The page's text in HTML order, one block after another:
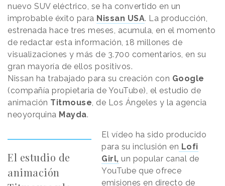
nuevo SUV eléctrico, se ha convertido en un
improbable éxito para Nissan USA. La producción,
estrenada hace tres meses, acumula, en el momento
de redactar esta información, 18 millones de
visualizaciones y más de 3.700 comentarios, en su
gran mayoría de ellos positivos.
Nissan ha trabajado para su creación con Google
(compañía propietaria de YouTube), el estudio de
animación Titmouse, de Los Ángeles y la agencia
neoyorquina Mayda.
El estudio de
animación
El vídeo ha sido producido
para su inclusión en Lofi
Girl, un popular canal de
YouTube que ofrece
emisiones en directo de